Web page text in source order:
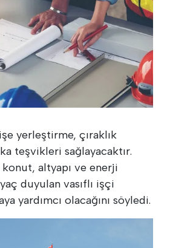
yerleştirme, çıraklık
teşvikleri sağlayacaktır.
altyapı ve enerji
duyulan vasıflı işçi
yardımcı olacağını söyledi.